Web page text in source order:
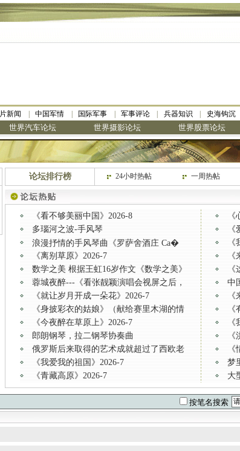
新闻 中国军情 国际军事 军事评论 兵器知识 史海钩沉
世界汽车论坛 世界摄影论坛 世界股票论坛
论坛排行榜 24小时热帖 一周热帖
《看不够美丽中国》2026-8
多瑙河之波-手风琴
浪漫抒情的手风琴曲《罗萨舍酒庄 Ca�
《离别草原》2026-7
数学之美 根据王虹16岁作文《数学之美》
蓉城夜醉---《看张靓颖演唱会视屏之后，
中
《就让岁月开成一朵花》2026-7
《身披彩衣的姑娘》（献给赛里木湖的情
《今夜醉在草原上》2026-7
郎朗钢琴，拉二钢琴协奏曲
俄罗斯后来取得的艺术成就超过了西欧老
《我爱我的祖国》2026-7
梦
《青藏高原》2026-7
大
按笔名搜索